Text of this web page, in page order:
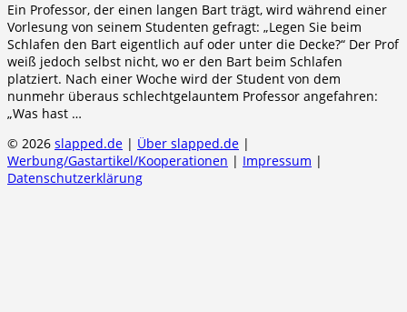
Ein Professor, der einen langen Bart trägt, wird während einer
Vorlesung von seinem Studenten gefragt: „Legen Sie beim
Schlafen den Bart eigentlich auf oder unter die Decke?“ Der Prof
weiß jedoch selbst nicht, wo er den Bart beim Schlafen
platziert. Nach einer Woche wird der Student von dem
nunmehr überaus schlechtgelauntem Professor angefahren:
„Was hast …
© 2026 slapped.de | Über slapped.de |
Werbung/Gastartikel/Kooperationen | Impressum |
Datenschutzerklärung